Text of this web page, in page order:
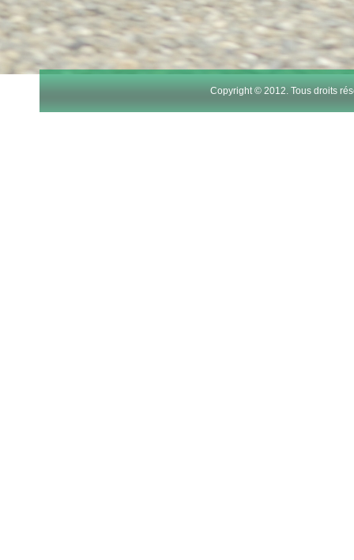
15
16
Copyright © 2012. Tous droits